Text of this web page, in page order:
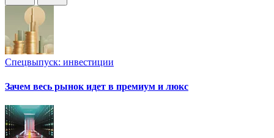
Спецвыпуск: инвестиции
Зачем весь рынок идет в премиум и люкс